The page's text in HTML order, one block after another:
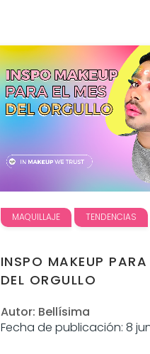
MAQUILLAJE TENDENCIAS
INSPO MAKEUP PARA
DEL ORGULLO
Autor: Bellísima
Fecha de publicación: 8